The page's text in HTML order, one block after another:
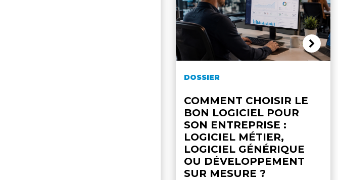
DOSSIER
COMMENT CHOISIR LE
BON LOGICIEL POUR
SON ENTREPRISE :
LOGICIEL MÉTIER,
LOGICIEL GÉNÉRIQUE
OU DÉVELOPPEMENT
SUR MESURE ?